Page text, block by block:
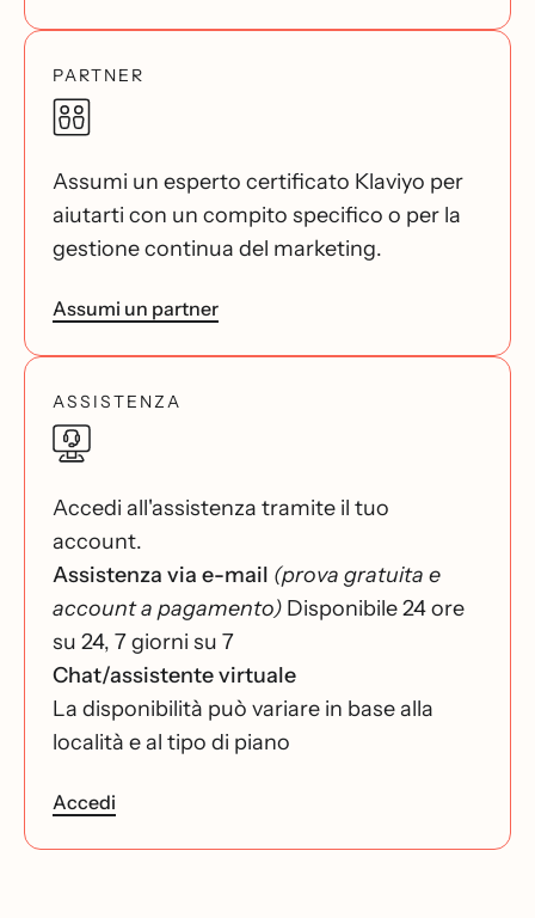
PARTNER
Assumi un esperto certificato Klaviyo per
aiutarti con un compito specifico o per la
gestione continua del marketing.
Assumi un partner
ASSISTENZA
Accedi all'assistenza tramite il tuo
account.
Assistenza via e-mail (prova gratuita e
account a pagamento) Disponibile 24 ore
su 24, 7 giorni su 7
Chat/assistente virtuale
La disponibilità può variare in base alla
località e al tipo di piano
Accedi